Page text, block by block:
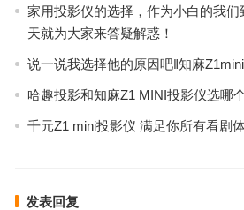
家用投影仪的选择，作为小白的我
天就为大家来答疑解惑！
说一说我选择他的原因吧‖知麻
哈趣投影和知麻Z1 MINI投影仪选哪
千元Z1 mini投影仪 满足你所有看剧
发表回复